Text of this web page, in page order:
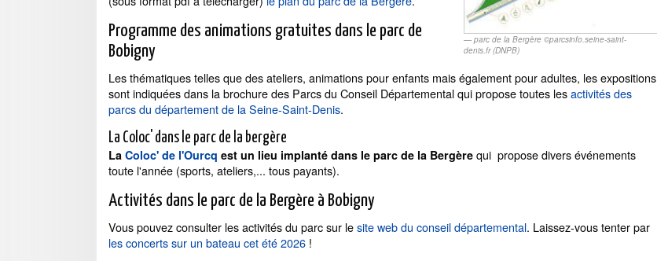
parc de la Bergère ©parcsinfo.seine-saint-
denis.fr (DNPB)
Programme des animations gratuites dans le parc de
Bobigny
Les thématiques telles que des ateliers, animations pour enfants mais également pour adultes, les expositions
sont indiquées dans la brochure des Parcs du Conseil Départemental qui propose toutes lesactivités des
parcs du département de la Seine-Saint-Denis.
La Coloc' dans le parc de la bergère
La Coloc' de l'Ourcq est un lieu implanté dans le parc de la Bergère qui propose divers événements
toute l'année (sports, ateliers,... tous payants).
Activités dans le parc de la Bergère à Bobigny
Vous pouvez consulter les activités du parc sur lesite web du conseil départemental. Laissez-vous tenter par
les concerts sur un bateau cet été 2026 !